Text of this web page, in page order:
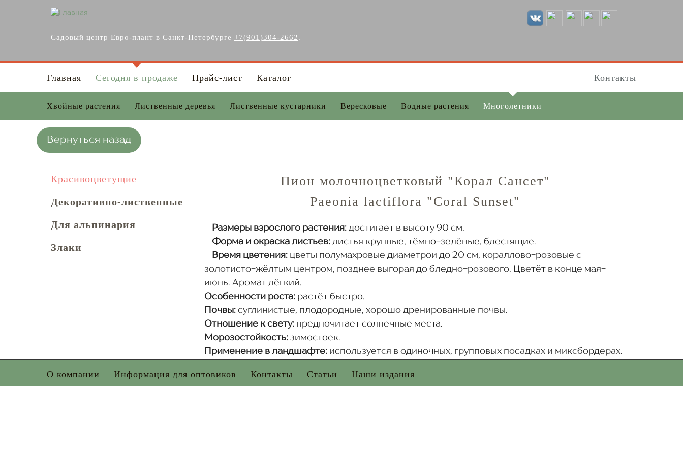
Садовый центр Евро-плант в Санкт-Петербурге +7(901)304-2662.
Главная Сегодня в продаже Прайс-лист Каталог Контакты
Хвойные растения Лиственные деревья Лиственные кустарники Вересковые Водные растения Многолетники
Вернуться назад
Красивоцветущие
Декоративно-лиственные
Для альпинария
Злаки
Пион молочноцветковый "Корал Сансет"
Paeonia lactiflora "Coral Sunset"
Размеры взрослого растения: достигает в высоту 90 см.
Форма и окраска листьев: листья крупные, тёмно-зелёные, блестящие.
Время цветения: цветы полумахровые диаметрои до 20 см, кораллово-розовые с
золотисто-жёлтым центром, позднее выгорая до бледно-розового. Цветёт в конце мая-
июнь. Аромат лёгкий.
Особенности роста: растёт быстро.
Почвы: суглинистые, плодородные, хорошо дренированные почвы.
Отношение к свету: предпочитает солнечные места.
Морозостойкость: зимостоек.
Применение в ландшафте: используется в одиночных, групповых посадках и миксбордерах.
О компании Информация для оптовиков Контакты Статьи Наши издания